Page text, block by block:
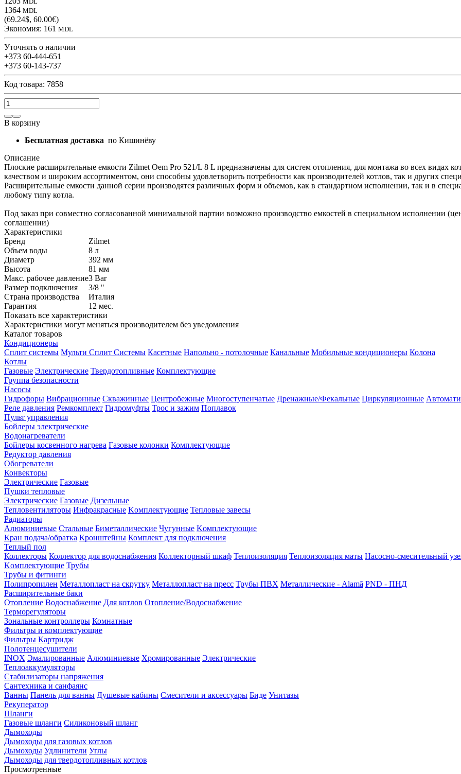
1364 MDL
(69.24$, 60.00€)
Экономия: 161 MDL
Уточнять о наличии
+373 60-444-651
+373 60-143-737
Код товара: 7858
В корзину
Бесплатная доставка по Кишинёву
Описание
Плоские расширительные емкости Zilmet Oem Pro 521/L 8 L предназначены для систем отопления, для монтажа во всех видах
качеством и широким ассортиментом, они способны удовлетворить потребности как производителей котлов, так и других
Расширительные емкости данной серии производятся различных форм и объемов, как в стандартном исполнении, так и в
любому типу котла.
Под заказ при совместно согласованной минимальной партии возможно производство емкостей в специальном исполнении
соглашении)
Характеристики
Бренд
Zilmet
Объем воды
8 л
Диаметр
392 мм
Высота
81 мм
Макс. рабочее давление3 Bar
Размер подключения
3/8 "
Страна производства
Италия
Гарантия
12 мес.
Показать все характеристики
Характеристики могут меняться производителем без уведомления
Каталог товаров
Кондиционеры
Сплит системы Мульти Сплит Системы Касетные Напольно - потолочные Канальные Мобильные кондиционеры Колона
Котлы
Газовые Электрические Твердотопливные Комплектующие
Группа безопасности
Насосы
Гидрофоры Вибрационные Скважинные Центробежные Многоступенчатые Дренажные/Фекальные Циркуляционные
Реле давления Ремкомплект Гидромуфты Трос и зажим Поплавок
Пульт управления
Бойлеры электрические
Водонагреватели
Бойлеры косвенного нагрева Газовые колонки Комплектующие
Редуктор давления
Обогреватели
Конвекторы
Электрические Газовые
Пушки тепловые
Электрические Газовые Дизельные
Тепловентиляторы Инфракрасные Kомплектующие Тепловые завесы
Радиаторы
Алюминиевые Стальные Биметаллические Чугунные Kомплектующие
Кран подача/обратка Кронштейны Комплект для подключения
Теплый пол
Коллекторы Коллектор для водоснабжения Коллекторный шкаф Теплоизоляция Теплоизоляция маты Насосно-смесительный
Kомплектующие Трубы
Трубы и фитинги
Полипропилен Металлопласт на скрутку Металлопласт на пресс Трубы ПВХ Металлические - Alamă PND - ПНД
Расширительные баки
Отопление Водоснабжение Для котлов Отопление/Водоснабжение
Терморегуляторы
Зональные контроллеры Комнатные
Фильтры и комплектующие
Фильтры Картридж
Полотенцесушители
INOX Эмалированные Алюминиевые Хромированные Электрические
Теплоаккумуляторы
Стабилизаторы напряжения
Сантехника и санфаянс
Ванны Панель для ванны Душевые кабины Смесители и аксессуары Биде Унитазы
Рекуператор
Шланги
Газовые шланги Силиконовый шланг
Дымоходы
Дымоходы для газовых котлов
Дымоходы Удлинители Углы
Дымоходы для твердотопливных котлов
Просмотренные